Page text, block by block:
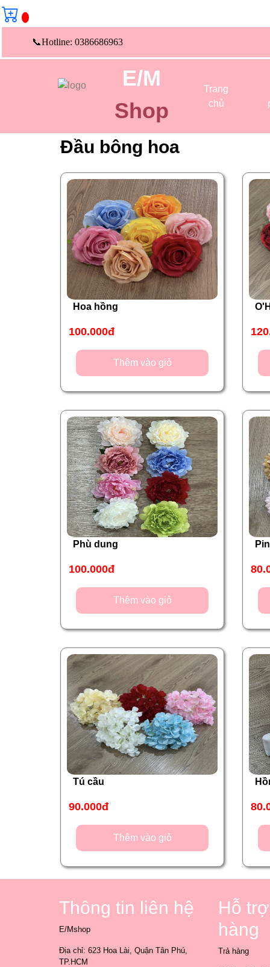
Hotline: 0386686963
E/M
Shop
Trang
chủ
Đầu bông hoa
Hoa hồng
100.000đ
Thêm vào giỏ
Phù dung
100.000đ
Thêm vào giỏ
Tú cầu
90.000đ
Thêm vào giỏ
Thông tin liên hệ
E/Mshop
Địa chỉ: 623 Hoa Lài, Quận Tân Phú,
TP.HCM
Hỗ
hàng
Trả hàng